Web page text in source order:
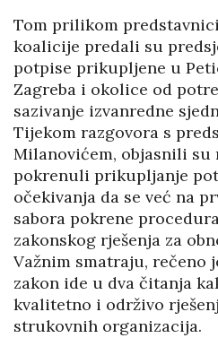
Tom prilikom
koalicije predali su
potpise prikupljene u
Zagreba i okolice od
sazivanje izvanredne
Tijekom razgovora s
Milanovićem, objasnili su
pokrenuli prikupljanje
očekivanja da se već na
sabora pokrene
zakonskog rješenja za
Važnim smatraju, rečeno
zakon ide u dva čitanja
kvalitetno i održivo
strukovnih organizacija.